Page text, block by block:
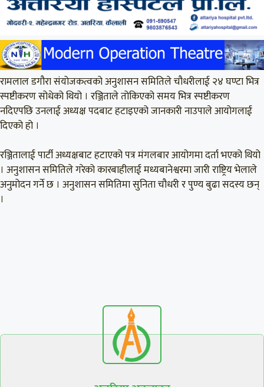
रामलाल डगौरा संयोजकत्वको अनुशासन समितिले चौधरीलाई २४ घण्टा भित्र
स्पष्टीकरण सोधेको थियो । रञ्जिताले तोकिएको समय भित्र स्पष्टीकरण
नदिएपछि उनलाई अध्यक्ष पदबाट हटाइएको जानकारी नाउपाले आयोगलाई
दिएको हो ।
रञ्जितालाई पार्टी अध्यक्षबाट हटाएको पत्र मंगलबार आयोगमा दर्ता भएको थियो
। अनुशासन समितिले गरेको कारबाहीलाई मध्यबानेश्वरमा जारी राष्ट्रिय भेलाले
अनुमोदन गर्ने छ । अनुशासन समितिमा सुनिता चौधरी र पुण्य बुढा सदस्य छन्
।